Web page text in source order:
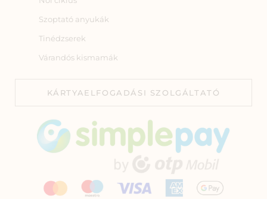
Szoptató anyukák
Tinédzserek
Várandós kismamák
KÁRTYAELFOGADÁSI SZOLGÁLTATÓ